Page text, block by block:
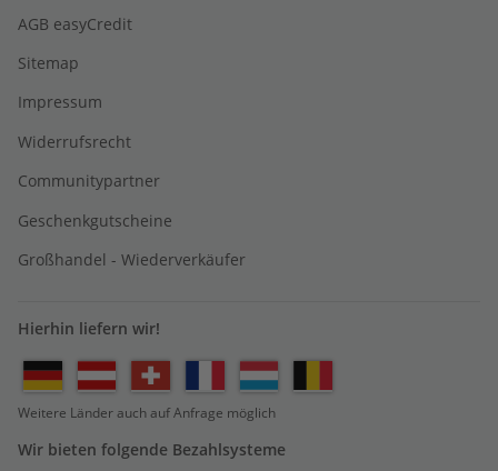
AGB easyCredit
Sitemap
Impressum
Widerrufsrecht
Communitypartner
Geschenkgutscheine
Großhandel - Wiederverkäufer
Hierhin liefern wir!
Weitere Länder auch auf Anfrage möglich
Wir bieten folgende Bezahlsysteme